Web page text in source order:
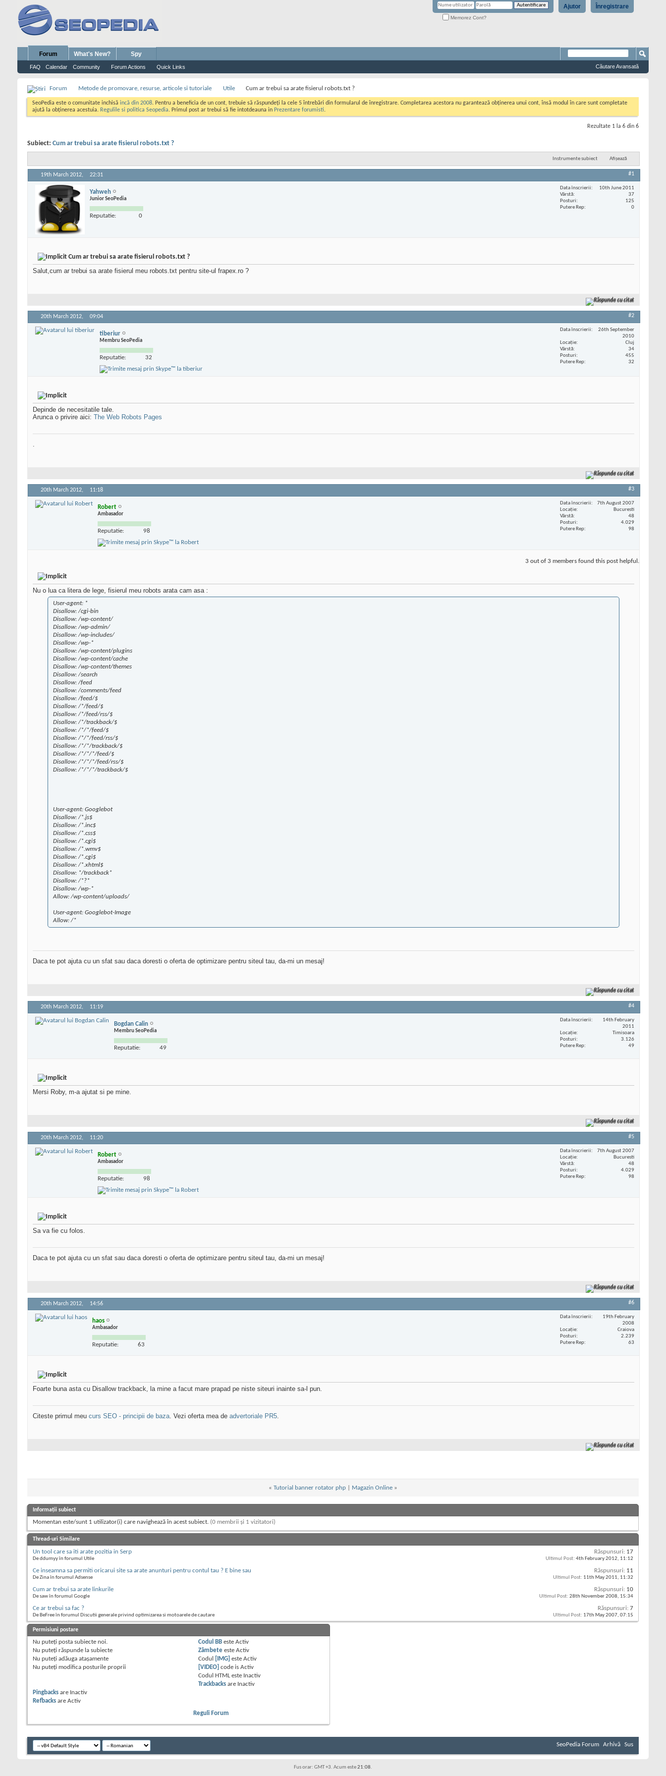
Înregistrare
Ajutor
Memorez Cont?
Forum
FAQ Calendar Community Forum Actions Quick Links
What's New? Spy
Căutare Avansată
Forum Metode de promovare, resurse, articole si tutoriale Utile Cum ar trebui sa arate fisierul robots.txt ?
SeoPedia este o comunitate inchisă incă din 2008. Pentru a beneficia de un cont, trebuie să răspundeți la cele 5 întrebări din formularul de înregistrare. Completarea acestora nu garantează obținerea unui cont, însă modul în care sunt completate
ajută la obținerea acestuia. Regulile si politica Seopedia. Primul post ar trebui să fie intotdeauna in Prezentare forumisti.
Rezultate 1 la 6 din 6
Subiect: Cum ar trebui sa arate fisierul robots.txt ?
Instrumente subiect Afișează
19th March 2012, 22:31 #1
Yahweh
Junior SeoPedia
Reputatie: 0
Data înscrierii
10th June 2011
Vârstă
37
Posturi
125
Putere Rep
0
Cum ar trebui sa arate fisierul robots.txt ?
Salut,cum ar trebui sa arate fisierul meu robots.txt pentru site-ul frapex.ro ?
Răspunde cu citat
20th March 2012, 09:04 #2
tiberiur
Membru SeoPedia
Reputatie: 32
Data înscrierii
26th September
2010
Locaţie
Cluj
Vârstă
34
Posturi
455
Putere Rep
32
Depinde de necesitatile tale.
Arunca o privire aici: The Web Robots Pages
.
Răspunde cu citat
20th March 2012, 11:18 #3
Robert
Ambasador
Reputatie: 98
Data înscrierii
7th August 2007
Locaţie
Bucuresti
Vârstă
48
Posturi
4.029
Putere Rep
98
3 out of 3 members found this post helpful.
Nu o lua ca litera de lege, fisierul meu robots arata cam asa :
User-agent: *
Disallow: /cgi-bin
Disallow: /wp-content/
Disallow: /wp-admin/
Disallow: /wp-includes/
Disallow: /wp-*
Disallow: /wp-content/plugins
Disallow: /wp-content/cache
Disallow: /wp-content/themes
Disallow: /search
Disallow: /feed
Disallow: /comments/feed
Disallow: /feed/$
Disallow: /*/feed/$
Disallow: /*/feed/rss/$
Disallow: /*/trackback/$
Disallow: /*/*/feed/$
Disallow: /*/*/feed/rss/$
Disallow: /*/*/trackback/$
Disallow: /*/*/*/feed/$
Disallow: /*/*/*/feed/rss/$
Disallow: /*/*/*/trackback/$
User-agent: Googlebot
Disallow: /*.js$
Disallow: /*.inc$
Disallow: /*.css$
Disallow: /*.cgi$
Disallow: /*.wmv$
Disallow: /*.cgi$
Disallow: /*.xhtml$
Disallow: */trackback*
Disallow: /*?*
Disallow: /wp-*
Allow: /wp-content/uploads/
User-agent: Googlebot-Image
Allow: /*
Daca te pot ajuta cu un sfat sau daca doresti o oferta de optimizare pentru siteul tau, da-mi un mesaj!
Răspunde cu citat
20th March 2012, 11:19 #4
Bogdan Calin
Membru SeoPedia
Reputatie: 49
Data înscrierii
14th February
2011
Locaţie
Timisoara
Posturi
3.126
Putere Rep
49
Mersi Roby, m-a ajutat si pe mine.
Răspunde cu citat
20th March 2012, 11:20 #5
Robert
Ambasador
Reputatie: 98
Data înscrierii
7th August 2007
Locaţie
Bucuresti
Vârstă
48
Posturi
4.029
Putere Rep
98
Sa va fie cu folos.
Daca te pot ajuta cu un sfat sau daca doresti o oferta de optimizare pentru siteul tau, da-mi un mesaj!
Răspunde cu citat
20th March 2012, 14:56 #6
haos
Ambasador
Reputatie: 63
Data înscrierii
19th February
2008
Locaţie
Craiova
Posturi
2.239
Putere Rep
63
Foarte buna asta cu Disallow trackback, la mine a facut mare prapad pe niste siteuri inainte sa-l pun.
Citeste primul meu curs SEO - principii de baza. Vezi oferta mea de advertoriale PR5.
Răspunde cu citat
« Tutorial banner rotator php Magazin Online »
Informații subiect
Momentan este/sunt 1 utilizator(i) care navighează în acest subiect. (0 membrii și 1 vizitatori)
Thread-uri Similare
Un tool care sa iti arate pozitia in Serp
De ddumyy în forumul Utile
Răspunsuri: 17
Ultimul Post: 4th February 2012, 11:12
Ce inseamna sa permiti oricarui site sa arate anunturi pentru contul tau ? E bine sau
De Zina în forumul Adsense
Răspunsuri: 11
Ultimul Post: 11th May 2011, 11:32
Cum ar trebui sa arate linkurile
De saw în forumul Google
Răspunsuri: 10
Ultimul Post: 28th November 2008, 15:34
Ce ar trebui sa fac ?
De BeFree în forumul Discutii generale privind optimizarea si motoarele de cautare
Răspunsuri: 7
Ultimul Post: 17th May 2007, 07:15
Permisiuni postare
Nu puteţi posta subiecte noi.
Nu puteţi răspunde la subiecte
Nu puteţi adăuga ataşamente
Nu puteţi modifica posturile proprii
Codul BB esteActiv
Zâmbete esteActiv
Codul
[IMG] esteActiv
[VIDEO] code isActiv
Codul HTML este Inactiv
Trackbacks are Inactiv
Pingbacks are Inactiv
Refbacks are Activ
Reguli Forum
SeoPedia Forum Arhivă Sus
Fus orar: GMT +3. Acum este21:08.